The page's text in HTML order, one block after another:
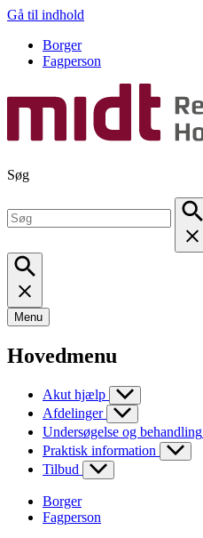
Gå til indhold
Borger
Fagperson
Søg
Menu
Hovedmenu
Akut hjælp
Afdelinger
Undersøgelse og behandling
Praktisk information
Tilbud
Borger
Fagperson